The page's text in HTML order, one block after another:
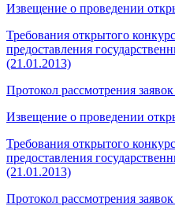
Извещение о проведении
Требования открытого
предоставления
(21.01.2013)
Протокол рассмотрения
Извещение о проведении
Требования открытого
предоставления
(21.01.2013)
Протокол рассмотрения